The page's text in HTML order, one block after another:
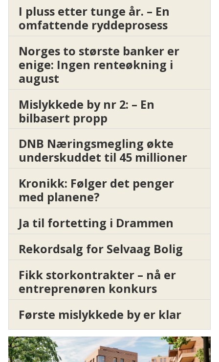
I pluss etter tunge år. – En
omfattende ryddeprosess
Norges to største banker er
enige: Ingen renteøkning i
august
Mislykkede by nr 2: – En
bilbasert propp
DNB Næringsmegling økte
underskuddet til 45 millioner
Kronikk: Følger det penger
med planene?
Ja til fortetting i Drammen
Rekordsalg for Selvaag Bolig
Fikk storkontrakter – nå er
entreprenøren konkurs
Første mislykkede by er klar